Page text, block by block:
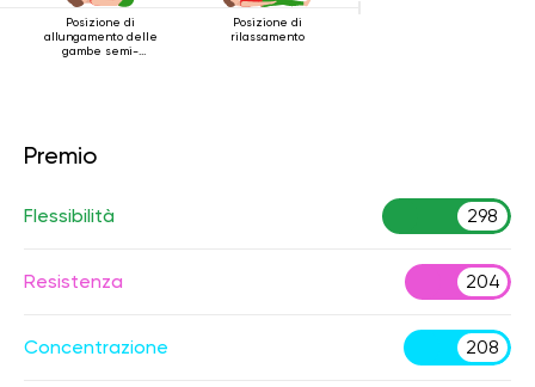
Posizione di
allungamento delle
gambe semi-
Posizione di
rilassamento
Premio
Flessibilità 298
Resistenza 204
Concentrazione 208